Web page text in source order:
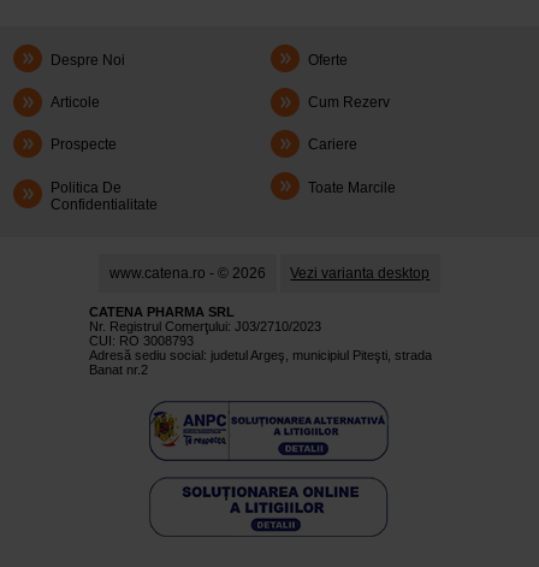
Despre Noi Oferte
Articole Cum Rezerv
Prospecte Cariere
Politica De
Confidentialitate
Toate Marcile
www.catena.ro - © 2026 Vezi varianta desktop
CATENA PHARMA SRL
Nr. Registrul Comerţului: J03/2710/2023
CUI: RO 3008793
Adresă sediu social: judetul Argeş, municipiul Piteşti, strada
Banat nr.2